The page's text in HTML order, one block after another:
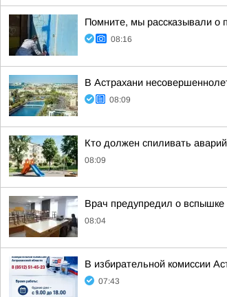
Помните, мы рассказывали о
08:16
В Астрахани
08:09
Кто должен спиливать
08:09
Врач предупредил о вспышке
08:04
В избирательной комиссии
07:43